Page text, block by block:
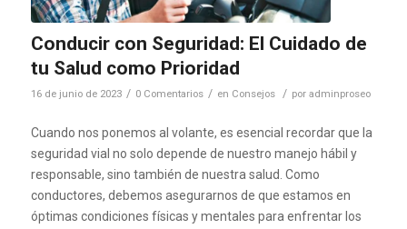
Conducir con Seguridad: El Cuidado de
tu Salud como Prioridad
16 de junio de 2023 / 0 Comentarios / en Consejos / por adminproseo
Cuando nos ponemos al volante, es esencial recordar que la
seguridad vial no solo depende de nuestro manejo hábil y
responsable, sino también de nuestra salud. Como
conductores, debemos asegurarnos de que estamos en
óptimas condiciones físicas y mentales para enfrentar los